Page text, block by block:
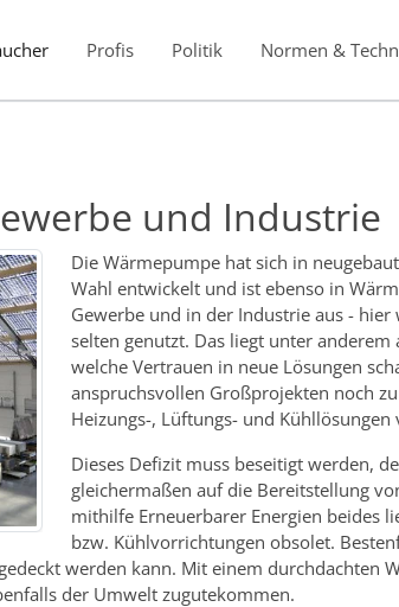
Profis Politik Normen &
und Industrie
Die Wärmepumpe hat sich in
Wahl entwickelt und ist ebenso in
Gewerbe und in der Industrie aus -
selten genutzt. Das liegt unter
welche Vertrauen in neue Lösungen
anspruchsvollen Großprojekten noch
Heizungs-, Lüftungs- und
Dieses Defizit muss beseitigt werden,
gleichermaßen auf die Bereitstellung
mithilfe Erneuerbarer Energien beides
bzw. Kühlvorrichtungen obsolet.
werden kann. Mit einem durchdachten
der Umwelt zugutekommen.